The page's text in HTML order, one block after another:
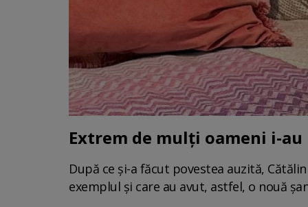
Extrem de mulți oameni i-
După ce și-a făcut povestea auzită,
exemplul și care au avut, astfel, o nouă